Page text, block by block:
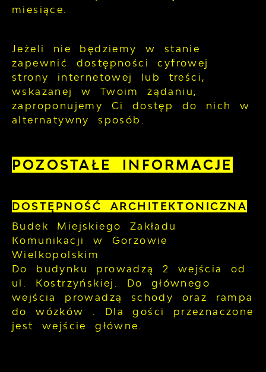
miesiące.
Jeżeli nie będziemy w stanie
zapewnić dostępności cyfrowej
strony internetowej lub treści,
wskazanej w Twoim żądaniu,
zaproponujemy Ci dostęp do nich w
alternatywny sposób.
POZOSTAŁE INFORMACJE
DOSTĘPNOŚĆ ARCHITEKTONICZNA
Budek Miejskiego Zakładu
Komunikacji w Gorzowie
Wielkopolskim
Do budynku prowadzą 2 wejścia od
ul. Kostrzyńskiej. Do głównego
wejścia prowadzą schody oraz rampa
do wózków . Dla gości przeznaczone
jest wejście główne.